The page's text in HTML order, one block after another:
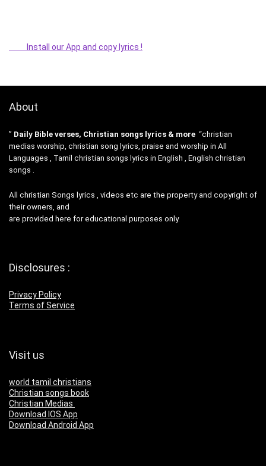
Install our App and copy lyrics !
About
” Daily Bible verses, Christian songs lyrics & more “christian
medias worship, christian song lyrics, praise and worship in All
Languages , Tamil christian songs lyrics in English , English christian
songs .
All christian Songs lyrics , videos etc are the property and copyright of
their owners, and
are provided here for educational purposes only.
Disclosures :
Privacy Policy
Terms of Service
Visit us
world tamil christians
Christian songs book
Christian Medias
Download IOS App
Download Android App